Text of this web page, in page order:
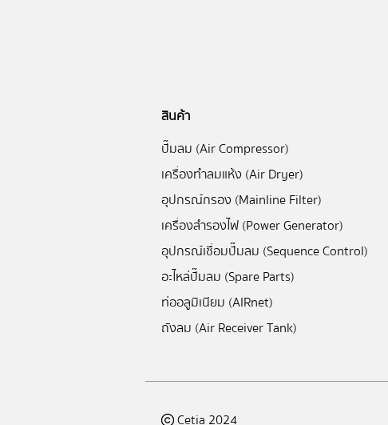
สินค้า
ปั๊มลม (Air Compressor)
เครื่องทำลมแห้ง (Air Dryer)
อุปกรณ์กรอง (Mainline Filter)
เครื่องสำรองไฟ (Power Generator)
อุปกรณ์เชื่อมปั๊มลม (Sequence Control)
อะไหล่ปั๊มลม (Spare Parts)
ท่ออลูมิเนียม (AIRnet)
ถังลม (Air Receiver Tank)
Cetia 2024